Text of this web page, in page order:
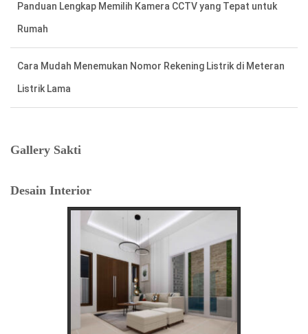
Cara Mudah Menemukan Nomor Rekening Listrik di Meteran
Tafsir Anjing Datang ke Rumah: Antara Primbon Jawa dan
Cara Cepat dan Mudah cek Tagihan Listrik via WhatsApp:
Panduan Lengkap PLN 123
Menentukan Hari dan Bulan Baik Membangun Rumah
Rahasia Memilih Hari Baik untuk Membangun Rumah Menurut
Gallery Sakti
Desain Interior